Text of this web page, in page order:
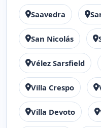
Saavedra
San Nicolás
Vélez Sarsfield
Villa Crespo
Villa Devoto